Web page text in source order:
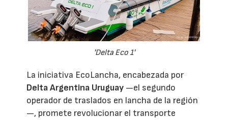
'Delta Eco 1'
La iniciativa EcoLancha, encabezada por
Delta Argentina Uruguay —el segundo
operador de traslados en lancha de la región
—, promete revolucionar el transporte